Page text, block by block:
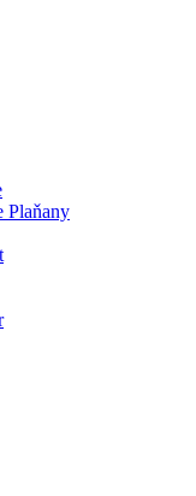
Plaňany